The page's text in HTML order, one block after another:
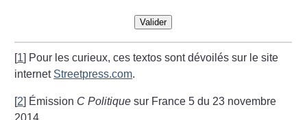
Valider
[1] Pour les curieux, ces textos sont dévoilés sur le site
internet Streetpress.com.
[2] Émission C Politique sur France 5 du 23 novembre
2014.